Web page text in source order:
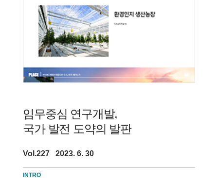
임무중심 연구개발,
국가 발전 도약의 발판
Vol.227 2023. 6. 30
INTRO